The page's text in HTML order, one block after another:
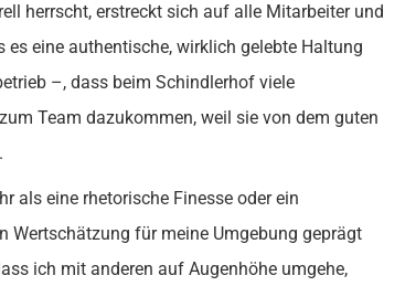
herrscht, erstreckt sich auf alle Mitarbeiter und
eine authentische, wirklich gelebte Haltung
–, dass beim Schindlerhof viele
Team dazukommen, weil sie von dem guten
als eine rhetorische Finesse oder ein
Wertschätzung für meine Umgebung geprägt
ich mit anderen auf Augenhöhe umgehe,